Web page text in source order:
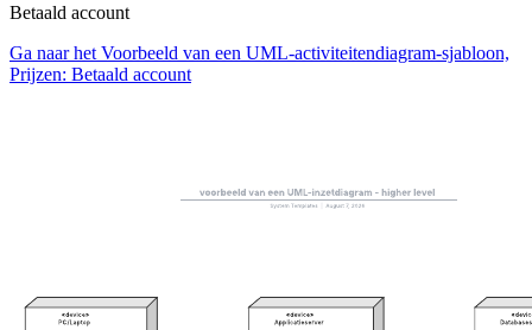
Betaald account
Ga naar het Voorbeeld van een UML-activiteitendiagram-sjabloon,
Prijzen: Betaald account